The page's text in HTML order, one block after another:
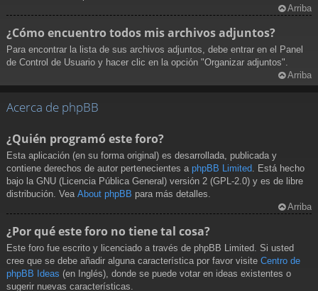
Arriba
¿Cómo encuentro todos mis archivos adjuntos?
Para encontrar la lista de sus archivos adjuntos, debe entrar en el Panel
de Control de Usuario y hacer clic en la opción "Organizar adjuntos".
Arriba
Acerca de phpBB
¿Quién programó este foro?
Esta aplicación (en su forma original) es desarrollada, publicada y
contiene derechos de autor pertenecientes a phpBB Limited . Está hecho
bajo la GNU (Licencia Pública General) versión 2 (GPL-2.0) y es de libre
distribución. Vea About phpBB para más detalles.
Arriba
¿Por qué este foro no tiene tal cosa?
Este foro fue escrito y licenciado a través de phpBB Limited. Si usted
cree que se debe añadir alguna característica por favor visite Centro de
phpBB Ideas (en Inglés), donde se puede votar en ideas existentes o
sugerir nuevas características.